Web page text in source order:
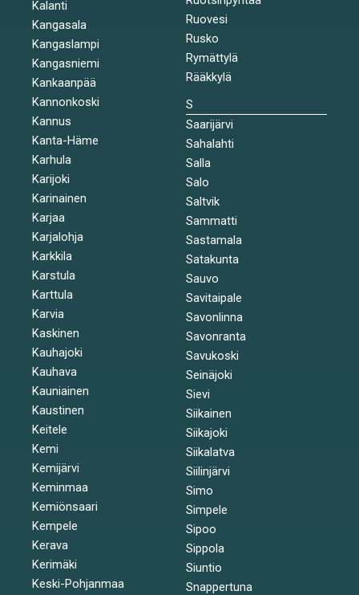
Kalanti
Kangasala
Kangaslampi
Kangasniemi
Kankaanpää
Kannonkoski
Kannus
Kanta-Häme
Karhula
Karijoki
Karinainen
Karjaa
Karjalohja
Karkkila
Karstula
Karttula
Karvia
Kaskinen
Kauhajoki
Kauhava
Kauniainen
Kaustinen
Keitele
Kemi
Kemijärvi
Keminmaa
Kemiönsaari
Kempele
Kerava
Kerimäki
Keski-Pohjanmaa
Ruovesi
Rusko
Rymättylä
Rääkkylä
S
Saarijärvi
Sahalahti
Salla
Salo
Saltvik
Sammatti
Sastamala
Satakunta
Sauvo
Savitaipale
Savonlinna
Savonranta
Savukoski
Seinäjoki
Sievi
Siikainen
Siikajoki
Siikalatva
Siilinjärvi
Simo
Simpele
Sipoo
Sippola
Siuntio
Snappertuna